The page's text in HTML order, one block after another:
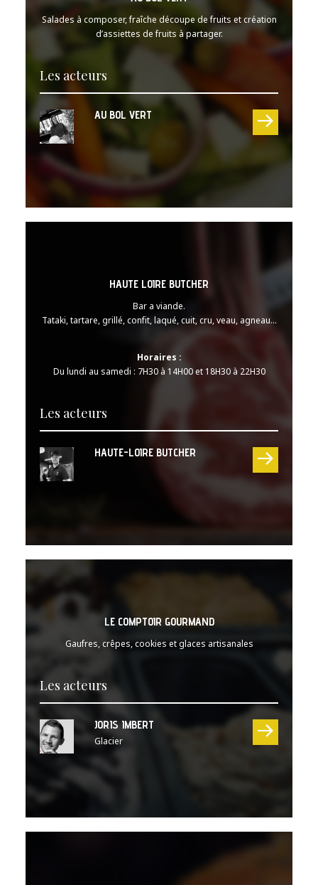
Salades à composer, fraîche découpe de fruits et création
d’assiettes de fruits à partager.
Les acteurs
AU BOL VERT
HAUTE LOIRE BUTCHER
Bar a viande.
Tataki, tartare, grillé, confit, laqué, cuit, cru, veau, agneau…
Horaires :
Du lundi au samedi : 7H30 à 14H00 et 18H30 à 22H30
Les acteurs
HAUTE-LOIRE BUTCHER
LE COMPTOIR GOURMAND
Gaufres, crêpes, cookies et glaces artisanales
Les acteurs
JORIS IMBERT
Glacier